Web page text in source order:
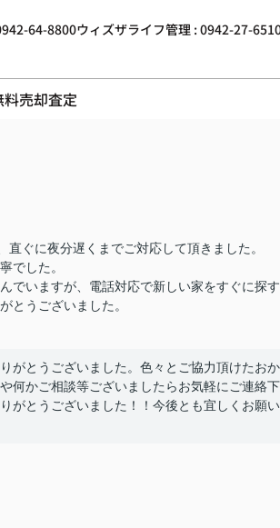
64-8800ウィズザライフ管理 : 0942-27-
料売却査定
直ぐに夜分遅くまでご対応して頂きました。
でした。
でいますが、電話対応で新しい家をすぐに探
とうございました。
がとうございました。色々とご協力頂けたおか
何かご相談等ございましたらお気軽にご連絡下
がとうございました！！今後とも宜しくお願い